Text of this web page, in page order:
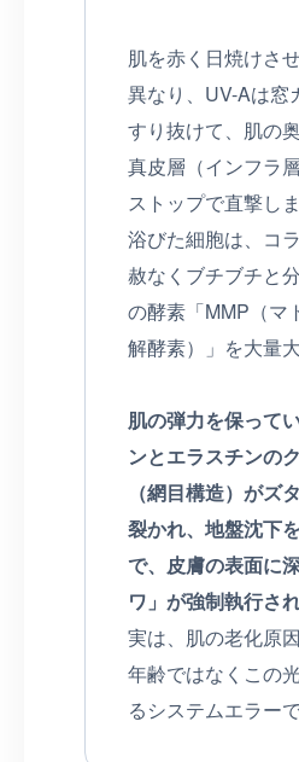
肌を赤く日焼けさ
異なり、UV-Aは窓
すり抜けて、肌の
真皮層（インフラ
ストップで直撃し
浴びた細胞は、コ
赦なくブチブチと
の酵素「MMP（マ
解酵素）」を大量大
肌の弾力を保って
ンとエラスチンの
（網目構造）がズ
裂かれ、地盤沈下
で、皮膚の表面に
ワ」が強制執行さ
実は、肌の老化原
年齢ではなくこの
るシステムエラーで